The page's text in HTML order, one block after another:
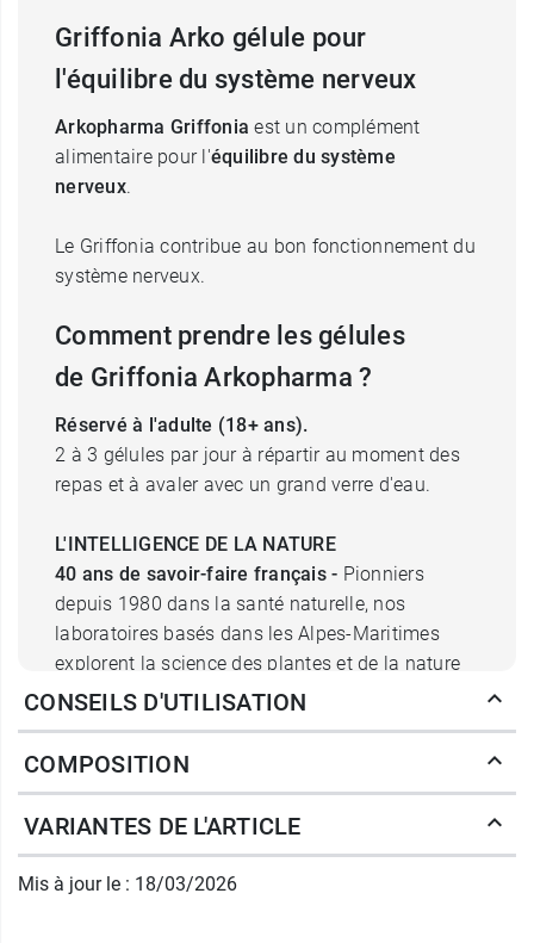
Griffonia Arko gélule pour
l'équilibre du système nerveux
Arkopharma Griffoniaest un complément
alimentaire pour l'équilibre du système
nerveux.
Le Griffonia contribue au bon fonctionnement du
système nerveux.
Comment prendre les gélules
de Griffonia Arkopharma ?
Réservé à l'adulte (18+ ans).
2 à 3 gélules par jour à répartir au moment des
repas et à avaler avec un grand verre d'eau.
L'INTELLIGENCE DE LA NATURE
40 ans de savoir-faire français - Pionniers
depuis 1980 dans la santé naturelle, nos
laboratoires basés dans les Alpes-Maritimes
explorent la science des plantes et de la nature
pour apporter une réponse à chacun de vos
Notre passion pour la
phytothérapie puisent le meilleur de la nature
pour créer des formules optimales au service de
votre santé.
Notre engagement pour la
CONSEILS D'UTILISATION
COMPOSITION
VARIANTES DE L'ARTICLE
Mis à jour le : 18/03/2026